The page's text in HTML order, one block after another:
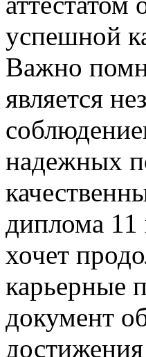
успешной
Важно
является
надежных
диплома 11
хочет
карьерные
документ